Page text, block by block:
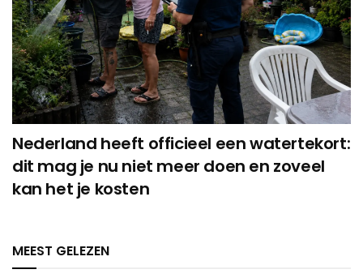
Nederland heeft officieel een watertekort:
dit mag je nu niet meer doen en zoveel
kan het je kosten
MEEST GELEZEN